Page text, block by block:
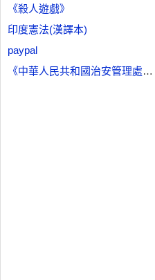
《殺人遊戲》
印度憲法(漢譯本)
paypal
《中華人民共和國治安管理處罰法》